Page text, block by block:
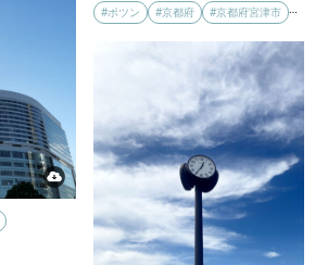
#ポツン #京都府 #京都府宮津市 …